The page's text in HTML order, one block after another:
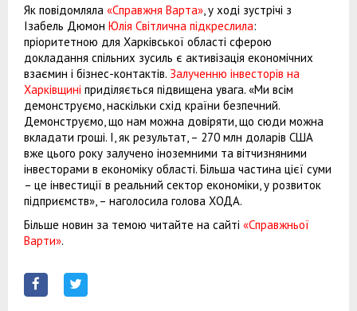
Як повідомляла «Справжня Варта» , у ході зустрічі з
Ізабель Дюмон Юлія Світлична підкреслила:
пріоритетною для Харківської області сферою
докладання спільних зусиль є активізація економічних
взаємин і бізнес-контактів. Залученню інвесторів на
Харківщині приділяється підвищена увага. «Ми всім
демонструємо, наскільки схід країни безпечний.
Демонструємо, що нам можна довіряти, що сюди можна
вкладати гроші. І, як результат, – 270 млн доларів США
вже цього року залучено іноземними та вітчизняними
інвесторами в економіку області. Більша частина цієї суми
– це інвестиції в реальний сектор економіки, у розвиток
підприємств», – наголосила голова ХОДА.
Більше новин за темою читайте на сайті «Справжньої
Варти».